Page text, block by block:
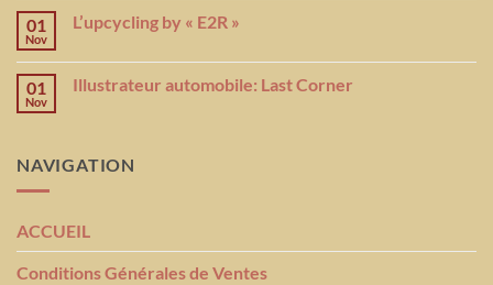
01
Nov
L’upcycling by « E2R »
01
Nov
Illustrateur automobile: Last Corner
NAVIGATION
ACCUEIL
Conditions Générales de Ventes